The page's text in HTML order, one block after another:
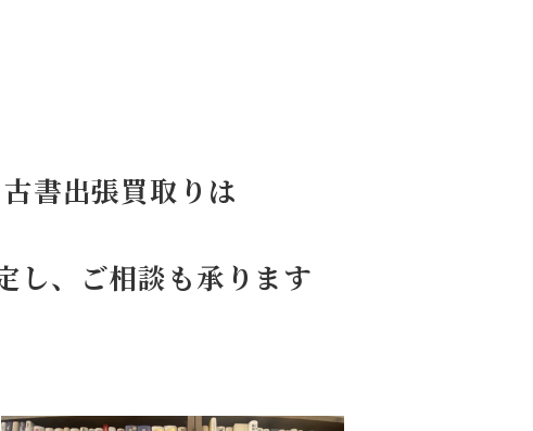
書出張買取りは
し、ご相談も承ります